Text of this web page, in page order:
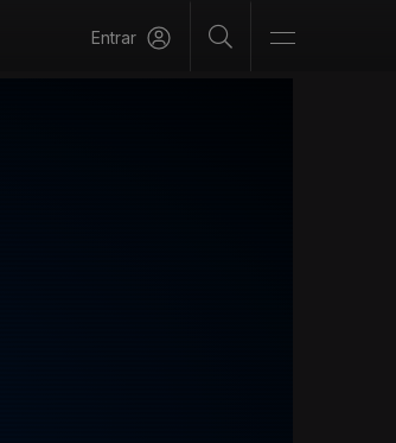
Entrar